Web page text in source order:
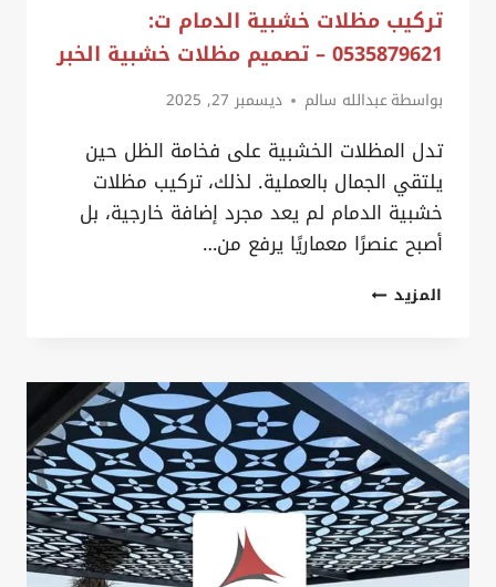
تركيب مظلات خشبية الدمام ت:
0535879621 – تصميم مظلات خشبية الخبر
بواسطةعبدالله سالم ديسمبر 27, 2025
تدل المظلات الخشبية على فخامة الظل حين
يلتقي الجمال بالعملية. لذلك، تركيب مظلات
خشبية الدمام لم يعد مجرد إضافة خارجية، بل
أصبح عنصرًا معماريًا يرفع من…
المزيدتركيب
الدمام
ت:
0535879621
–
تصميم
مظلات
خشبية